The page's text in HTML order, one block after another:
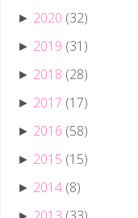
► 2020 (32)
► 2019 (31)
► 2018 (28)
► 2017 (17)
► 2016 (58)
► 2015 (15)
► 2014 (8)